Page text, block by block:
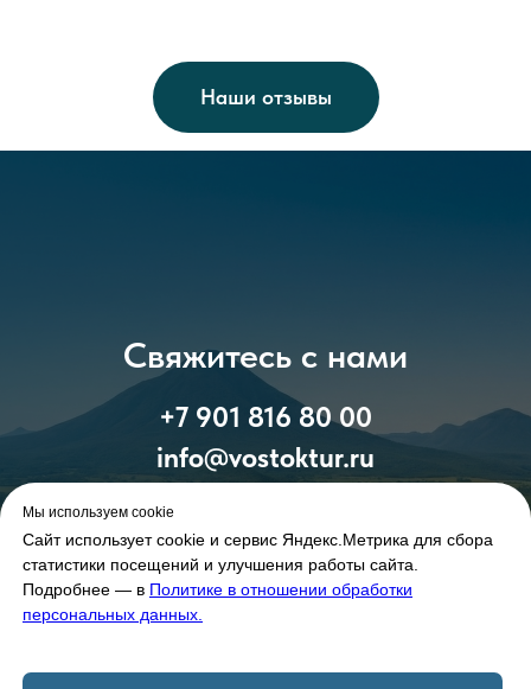
Мы используем cookie
Сайт использует cookie и сервис Яндекс.Метрика для сбора
статистики посещений и улучшения работы сайта.
Подробнее — в Политике в отношении обработки
персональных данных.
Наши отзывы
Свяжитесь с нами
+7 901 816 80 00
info@vostoktur.ru